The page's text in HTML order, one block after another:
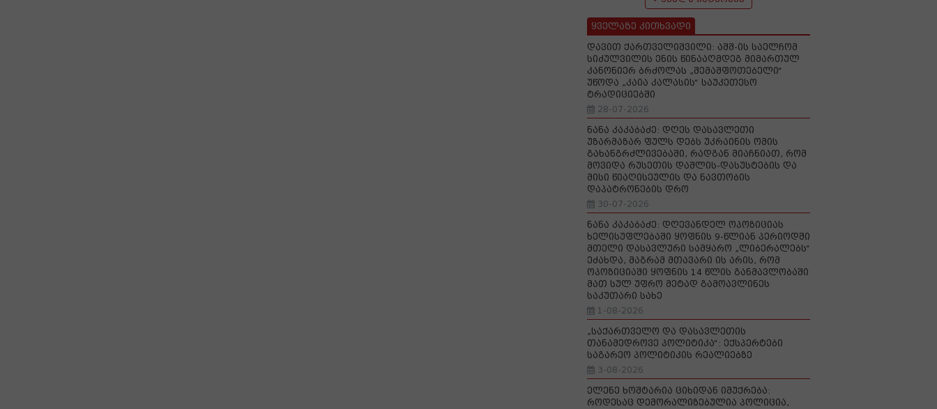
ყველაზე კითხვადი
დავით ქართველიშვილი: აშშ-ის საელჩომ
სიძულვილის ენის წინააღმდეგ მიმართულ
კანონიერ ბრძოლას „შემაშფოთებელი“
უწოდა „კაია კალასის“ საუკეთესო
ტრადიციებში
28-07-2026
ნანა კაკაბაძე: დღეს დასავლეთი
უზარმაზარ ფულს დებს უკრაინის ომის
გახანგრძლივებაში, რადგან მიაჩნიათ, რომ
მოვიდა რუსეთის დაშლის-დასუსტების და
მისი წიაღისეულის და ნავთობის
დაპატრონების დრო
30-07-2026
ნანა კაკაბაძე: დღევანდელ ოპოზიციას
ხელისუფლებაში ყოფნის 9-წლიან პერიოდში
მთელი დასავლური სამყარო „ლიბერალებს“
ეძახდა, მაგრამ მთავარი ის არის, რომ
ოპოზიციაში ყოფნის 14 წლის განმავლობაში
მათ სულ უფრო მეტად გამოავლინეს
საკუთარი სახე
1-08-2026
„საქართველო და დასავლეთის
თანამედროვე პოლიტიკა“: ექსპერტები
საგარეო პოლიტიკის რეალიებზე
3-08-2026
ელენე ხოშტარია ციხიდან იმუქრება:
როდესაც დემორალიზებულია პოლიცია,